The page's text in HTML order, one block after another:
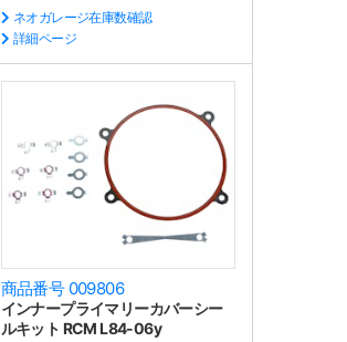
ネオガレージ在庫数確認
詳細ページ
商品番号 009806
インナープライマリーカバーシー
ルキット RCM L84-06y